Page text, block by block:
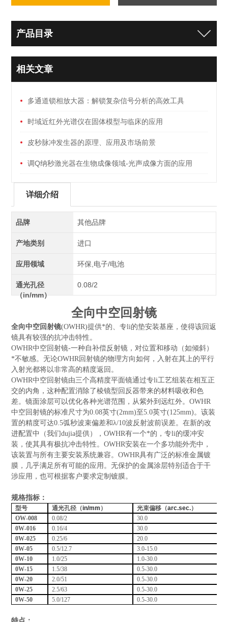
产品目录
相关文章
多通道锁相放大器：解锁复杂信号分析的高效工具
时域近红外光谱仪在固体模型与临床的应用
皮秒脉冲发生器的原理、应用及市场前景
调Q纳秒激光器在生物成像领域-光声成像方面的应用
详细介绍
品牌 其他品牌
产地类别 进口
应用领域 环保,电子/电池
通光孔径
（in/mm）
0.08/2
全向中空回射镜
全向中空回射镜(OWHR)提供*的、专li的垫安装基座，使得该回返
镜具有较强的抗冲击特性。
OWHR中空回射镜-一种自补偿反射镜，对位置和移动（如倾斜）
*不敏感。无论OWHR回射镜的物理方向如何，入射在其上的平行
入射光都将以非常高的精度返回。
OWHR中空回射镜由三个高精度平面镜通过专li工艺组装在相互正
交的内角，这种配置消除了棱镜型回反器带来的材料吸收和色
差。镜面涂层可以优化各种光谱范围，从紫外到远红外。OWHR
中空回射镜的标准尺寸为0.08英寸(2mm)至5.0英寸(125mm)。该装
置的精度可达0.5弧秒波束偏差和λ/10波反射波前误差。在新的改
进配置中（我们dujia提供），OWHR有一个*的，专li的缓冲安
装，使其具有极抗冲击特性。OWHR安装在一个多功能外壳中，
该装置与所有主要安装系统兼容。OWHR具有广泛的标准金属镀
膜，几乎满足所有可能的应用。无保护的金属涂层特别适合于干
涉应用，也可根据客户要求定制镀膜。
规格指标：
型号 通光孔径（in/mm ） 光束偏移（arc.sec.）
OW-008
0.08/2
30.0
0W-016
0.16/4
30.0
0W-025
0.25/6
20.0
0W-05
0.5/12.7
3.0-15.0
0W-10
1.0/25
1.0-30.0
0W-15
1.5/38
0.5-30.0
0W-20
2.0/51
0.5-30.0
0W-25
2.5/63
0.5-30.0
0W-50
5.0/127 0.5-30.0